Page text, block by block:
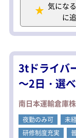
【
・
県
・
度
・
・
セ
一
積
ー
り
気にな
に
3tドライバ
～2日・選
南日本運輸倉庫
夜勤のみ可 未
研修制度充実